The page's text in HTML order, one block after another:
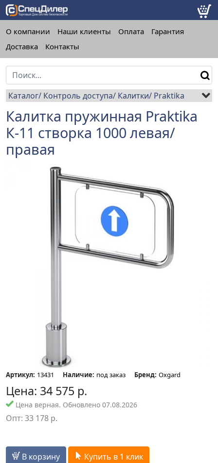
О компании Наши клиенты Оплата
Гарантия
Доставка
Контакты
Каталог Контроль доступа Калитки Praktika
Калитка пружинная Praktika
К-11 створка 1000 левая/
правая
Артикул: 13431 Наличие: под заказ Бренд: Oxgard
Цена: 34 575 р.
Цена верная. Обновлено 07.08.2026
Опт: 33 178 р.
В корзину Купить в 1 клик